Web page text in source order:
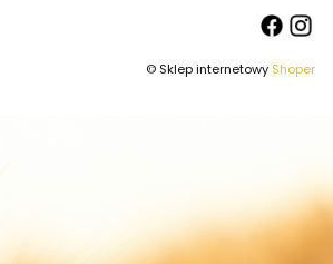
© Sklep internetowy Shoper